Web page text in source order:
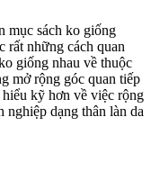
mục sách ko giống
rất những cách quan
giống nhau về thuộc
mở rộng góc quan tiếp
kỹ hơn về việc rộng
nghiệp dạng thân làn da